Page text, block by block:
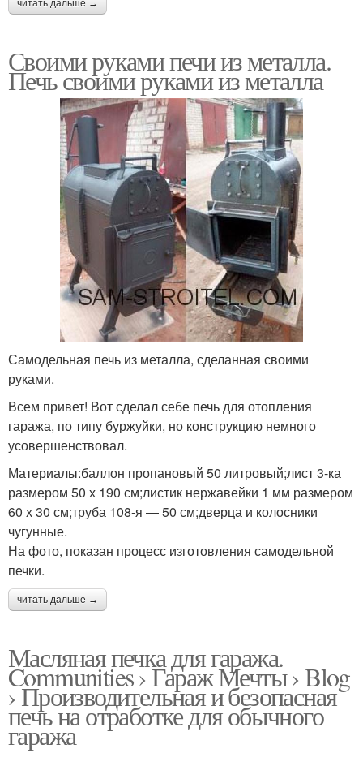
читать дальше →
Своими руками печи из металла.
Печь своими руками из металла
Самодельная печь из металла, сделанная своими
руками.
Всем привет! Вот сделал себе печь для отопления
гаража, по типу буржуйки, но конструкцию немного
усовершенствовал.
Материалы:баллон пропановый 50 литровый;лист 3-ка
размером 50 х 190 см;листик нержавейки 1 мм размером
60 х 30 см;труба 108-я — 50 см;дверца и колосники
чугунные.
На фото, показан процесс изготовления самодельной
печки.
читать дальше →
Масляная печка для гаража.
Communities › Гараж Мечты › Blog
› Производительная и безопасная
печь на отработке для обычного
гаража